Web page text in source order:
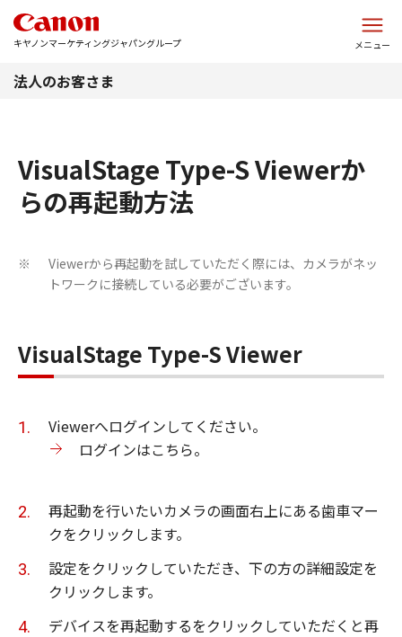
キヤノンマーケティングジャパングループ メニュー
法人のお客さま
VisualStage Type-S Viewerか
らの再起動方法
※
Viewerから再起動を試していただく際には、カメラがネッ
トワークに接続している必要がございます。
VisualStage Type-S Viewer
Viewerへログインしてください。
ログインはこちら。
再起動を行いたいカメラの画面右上にある歯車マー
クをクリックします。
設定をクリックしていただき、下の方の詳細設定を
クリックします。
デバイスを再起動するをクリックしていただくと再